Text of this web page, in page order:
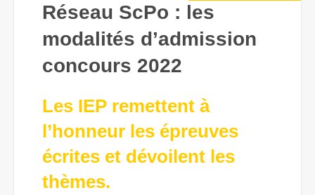
Réseau ScPo : les
modalités d’admission
concours 2022
Les IEP remettent à
l’honneur les épreuves
écrites et dévoilent les
thèmes.